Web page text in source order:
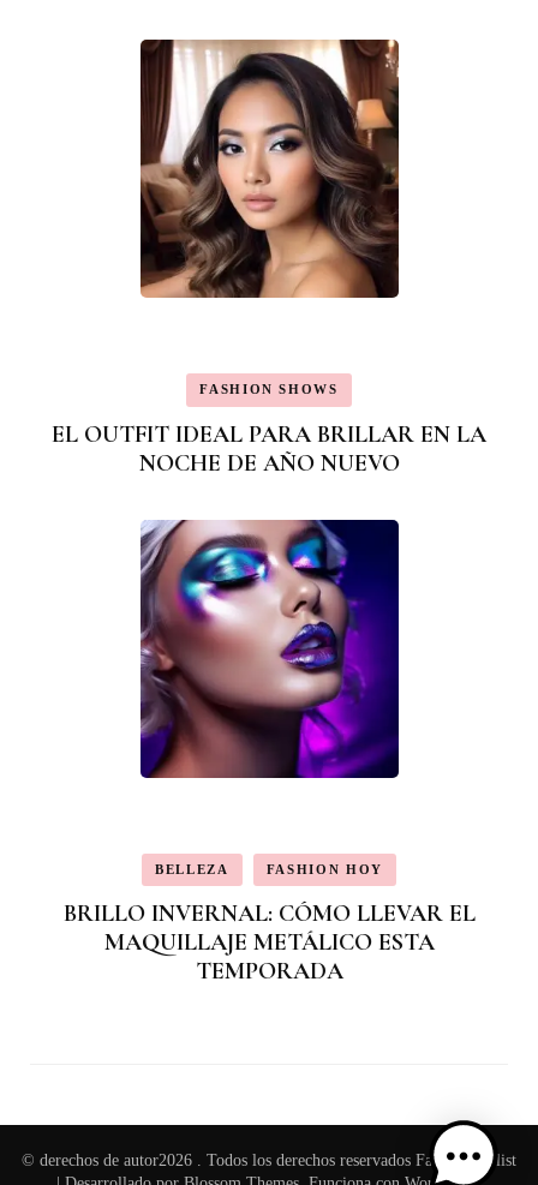
FASHION SHOWS
EL OUTFIT IDEAL PARA BRILLAR EN LA
NOCHE DE AÑO NUEVO
BELLEZA FASHION HOY
BRILLO INVERNAL: CÓMO LLEVAR EL
MAQUILLAJE METÁLICO ESTA
TEMPORADA
© derechos de autor2026 . Todos los derechos reservados Fashion Stylist